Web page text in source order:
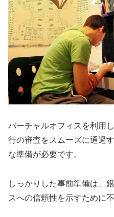
バーチャルオフィスを利用
行の審査をスムーズに通過
な準備が必要です。
しっかりした事前準備は、
スへの信頼性を示すために不